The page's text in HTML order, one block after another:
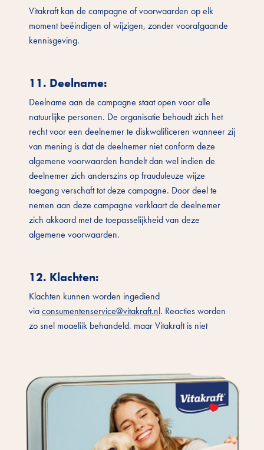
Vitakraft kan de campagne of voorwaarden op elk
moment beëindigen of wijzigen, zonder voorafgaande
kennisgeving.
11. Deelname:
Deelname aan de campagne staat open voor alle
natuurlijke personen. De organisatie behoudt zich het
recht voor een deelnemer te diskwalificeren wanneer zij
van mening is dat de deelnemer niet conform deze
algemene voorwaarden handelt dan wel indien de
deelnemer zich anderszins op frauduleuze wijze
toegang verschaft tot deze campagne. Door deel te
nemen aan deze campagne verklaart de deelnemer
zich akkoord met de toepasselijkheid van deze
algemene voorwaarden.
12. Klachten:
Klachten kunnen worden ingediend
viaconsumentenservice@vitakraft.nl. Reacties worden
zo snel mogelijk behandeld, maar Vitakraft is niet